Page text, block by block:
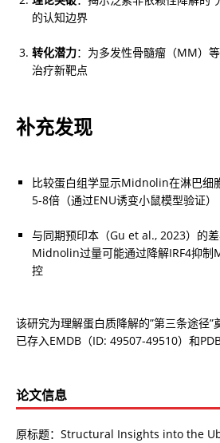
的认知边界
转化潜力：为多发性骨髓瘤（MM）
治疗新靶点
补充发现
比较蛋白组学显示Midnolin在淋巴细
5-8倍（通过ENU诱变小鼠模型验证）
与同期预印本（Gu et al., 2023）的
Midnolin过量可能通过降解IRF4抑制
控
该研究为理解蛋白质降解的”第三条途径
已存入EMDB（ID: 49507-49510）和
论文信息
原标题：Structural Insights into the